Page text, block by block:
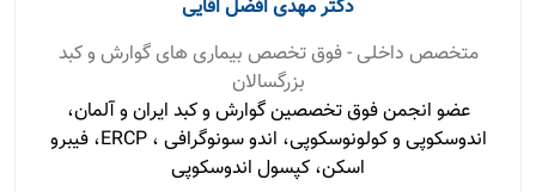
دکتر مهدی افضل اقایی
متخصص داخلی - فوق تخصص بیماری های گوارش و کبد
بزرگسالان
عضو انجمن فوق تخصصین گوارش و کبد ایران و آلمان،
اندوسکوپی و کولونوسکوپی، اندو سونوگرافی ، ERCP، فیبرو
اسکن، کپسول اندوسکوپی